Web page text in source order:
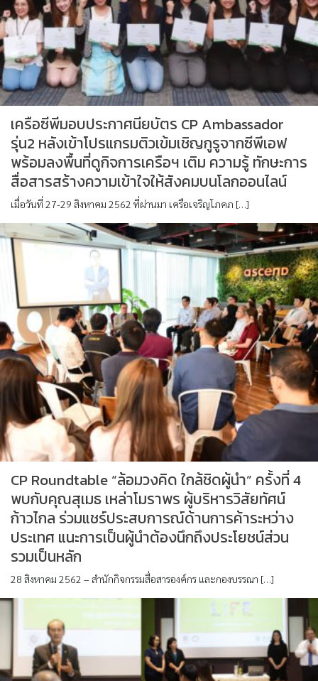
เครือซีพีมอบประกาศนียบัตร CP Ambassador
รุ่น2 หลังเข้าโปรแกรมติวเข้มเชิญกูรูจากซีพีเอฟ
พร้อมลงพื้นที่ดูกิจการเครือฯ เติม ความรู้ ทักษะการ
สื่อสารสร้างความเข้าใจให้สังคมบนโลกออนไลน์
เมื่อวันที่ 27-29 สิงหาคม 2562 ที่ผ่านมา เครือเจริญโภคภ […]
CP Roundtable “ล้อมวงคิด ใกล้ชิดผู้นำ” ครั้งที่ 4
พบกับคุณสุเมธ เหล่าโมราพร ผู้บริหารวิสัยทัศน์
ก้าวไกล ร่วมแชร์ประสบการณ์ด้านการค้าระหว่าง
ประเทศ แนะการเป็นผู้นำต้องนึกถึงประโยชน์ส่วน
รวมเป็นหลัก
28 สิงหาคม 2562 – สำนักกิจกรรมสื่อสารองค์กร และกองบรรณา […]